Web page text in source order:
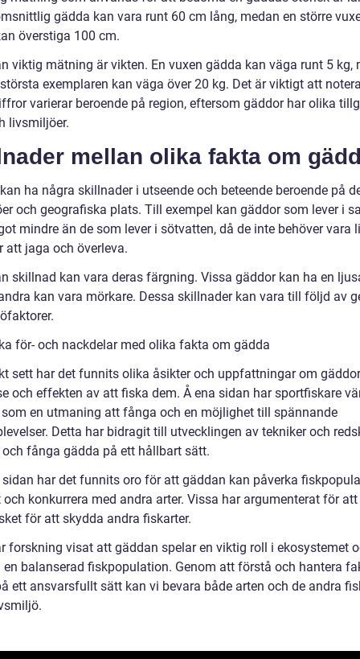
gädda kan vara runt 60 cm lång, medan en större
överstiga 100 cm.
viktig mätning är vikten. En vuxen gädda kan väga runt 5 kg,
exemplaren kan väga över 20 kg. Det är viktigt att
varierar beroende på region, eftersom gäddor har olika
livsmiljöer.
mellan olika fakta om
ha några skillnader i utseende och beteende beroende på
och geografiska plats. Till exempel kan gäddor som lever i
mindre än de som lever i sötvatten, då de inte behöver vara
att jaga och överleva.
skillnad kan vara deras färgning. Vissa gäddor kan ha en
kan vara mörkare. Dessa skillnader kan vara till följd av
för- och nackdelar med olika fakta om gädda
sett har det funnits olika åsikter och uppfattningar om
och effekten av att fiska dem. Å ena sidan har sportfiskare
en utmaning att fånga och en möjlighet till spännande
Detta har bidragit till utvecklingen av tekniker och
fånga gädda på ett hållbart sätt.
sidan har det funnits oro för att gäddan kan påverka
konkurrera med andra arter. Vissa har argumenterat för
för att skydda andra fiskarter.
forskning visat att gäddan spelar en viktig roll i ekosystemet
balanserad fiskpopulation. Genom att förstå och hantera
ett ansvarsfullt sätt kan vi bevara både arten och de andra